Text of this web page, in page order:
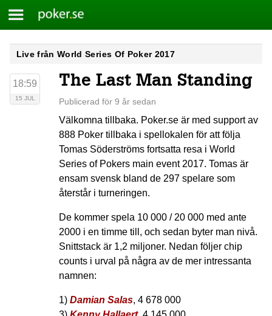
Skip
content
Meny
Poker.se
Live från World Series Of Poker 2017
18:59
15 JUL
The Last Man Standing
Publicerad för 9 år sedan
Välkomna tillbaka. Poker.se är med support av
888 Poker tillbaka i spellokalen för att följa
Tomas Söderströms fortsatta resa i World
Series of Pokers main event 2017. Tomas är
ensam svensk bland de 297 spelare som
återstår i turneringen.
De kommer spela 10 000 / 20 000 med ante
2000 i en timme till, och sedan byter man nivå.
Snittstack är 1,2 miljoner. Nedan följer chip
counts i urval på några av de mer intressanta
namnen:
1) Damian Salas, 4 678 000